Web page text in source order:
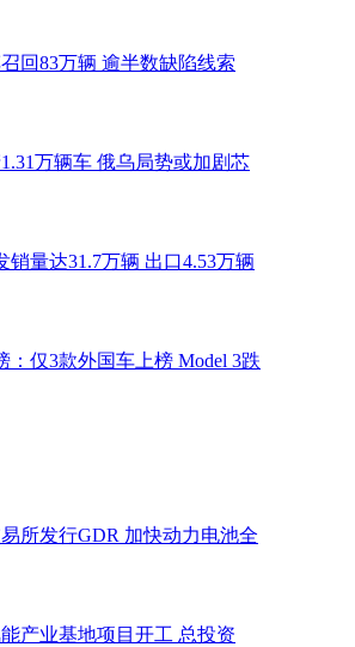
回83万辆 逾半数缺陷线索
万辆车 俄乌局势或加剧芯
销量达31.7万辆 出口4.53万辆
：仅3款外国车上榜 Model 3跌
所发行GDR 加快动力电池全
产业基地项目开工 总投资